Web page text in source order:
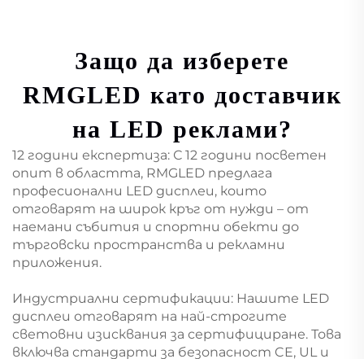
Защо да изберете
RMGLED като доставчик
на LED реклами?
12 години експертиза: С 12 години посветен
опит в областта, RMGLED предлага
професионални LED дисплеи, които
отговарят на широк кръг от нужди – от
наемани събития и спортни обекти до
търговски пространства и рекламни
приложения.
Индустриални сертификации: Нашите LED
дисплеи отговарят на най-строгите
световни изисквания за сертифициране. Това
включва стандарти за безопасност CE, UL и